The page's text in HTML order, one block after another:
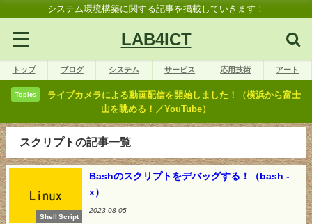
システム環境構築に関する記事を掲載していきます！
LAB4ICT
トップ ブログ システム サービス 応用技術 アート
Topics
ライブカメラによる動画配信を開始しました！（横浜から富士
山を眺める！／YouTube）
スクリプトの記事一覧
Shell Script
Bashのスクリプトをデバッグする！（bash -
x）
2023-08-05